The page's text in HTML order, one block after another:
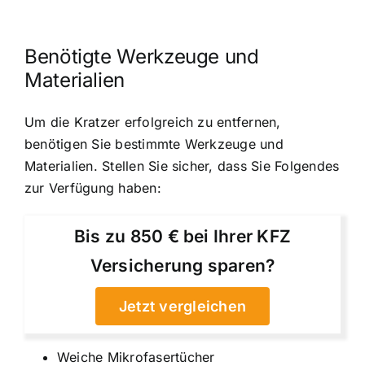
Benötigte Werkzeuge und
Materialien
Um die Kratzer erfolgreich zu entfernen,
benötigen Sie bestimmte Werkzeuge und
Materialien. Stellen Sie sicher, dass Sie Folgendes
zur Verfügung haben:
Bis zu 850 € bei Ihrer KFZ
Versicherung sparen?
Jetzt vergleichen
Weiche Mikrofasertücher